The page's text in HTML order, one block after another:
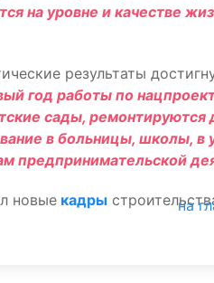
на уровне и качестве
результаты
год работы по
сады, ремонтируются
в больницы, школы, в
предпринимательской
новые кадры на